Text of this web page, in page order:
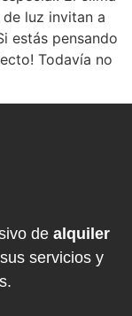
luz invitan a
estás pensando
Todavía no
de alquiler
servicios y